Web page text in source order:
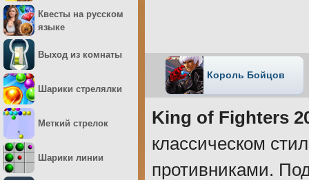
Король Бойцов
King of Fighters
классическом
противниками.
Квесты на русском
языке
Выход из комнаты
Шарики стрелялки
Меткий стрелок
Шарики линии